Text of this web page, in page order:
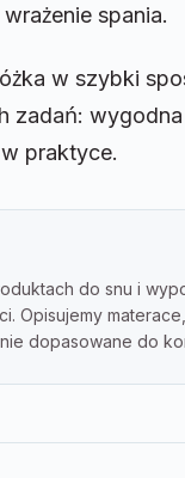
spania.
w szybki
zadań:
praktyce.
do snu i
Opisujemy
dopasowane do